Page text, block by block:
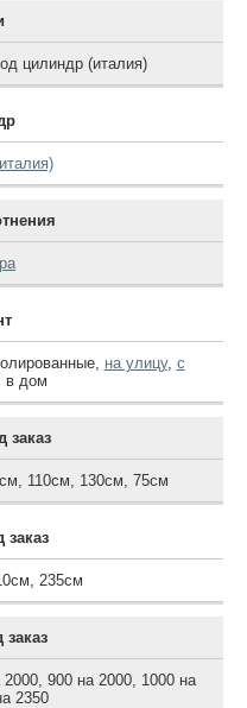
цилиндр (италия)
, на улицу, с
в дом
заказ
, 110см, 130см, 75см
заказ
, 235см
заказ
2000, 900 на 2000, 1000 на
2350